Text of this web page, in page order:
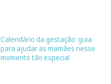
Calendário da gestação: guia
para ajudar as mamães nesse
momento tão especial